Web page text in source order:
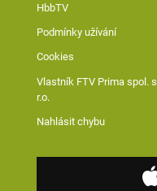
HbbTV
Podmínky užívání
Cookies
Vlastník FTV Prima spol. s
r.o.
Nahlásit chybu